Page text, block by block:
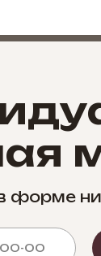
в форме